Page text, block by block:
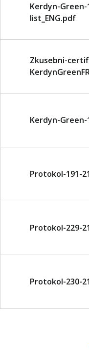
Kerdyn-Green-
list_ENG.pdf
Zkusebni-
Kerdyn-Green-
Protokol-191-
Protokol-229-
Protokol-230-